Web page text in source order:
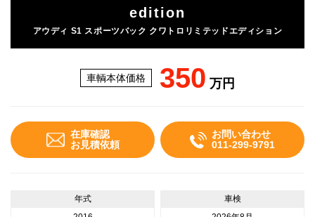
edition
アウディ S1 スポーツバック クワトロリミテッドエディション
車輌本体価格 350 万円
在庫確認
お見積依頼
お問い合わせ
011-299-9791
年式
車検